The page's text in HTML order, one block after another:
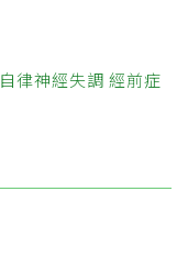
自律神經失調 經前症